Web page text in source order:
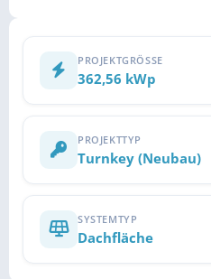
PROJEKTGRÖSSE
362,56 kWp
PROJEKTTYP
Turnkey (Neubau)
SYSTEMTYP
Dachfläche